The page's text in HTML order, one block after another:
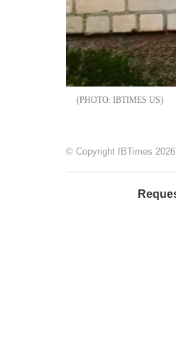
IBTIMES US
© Copyright IBTimes